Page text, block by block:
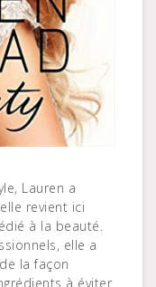
Lauren a
revient ici
à la beauté.
elle a
la façon
à éviter